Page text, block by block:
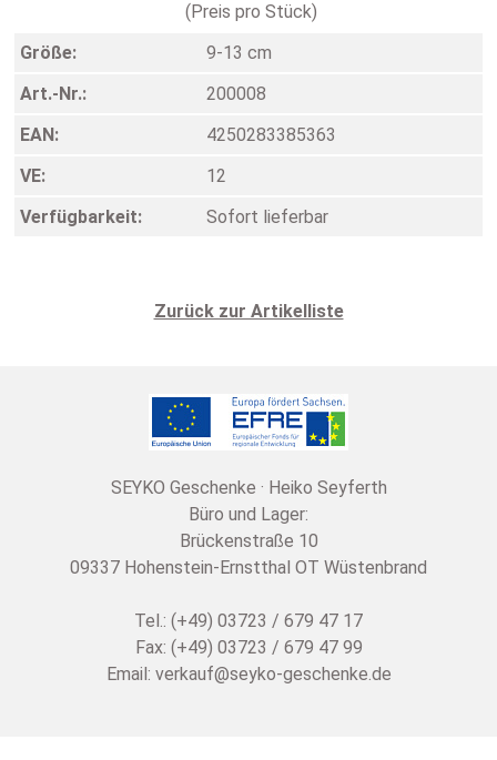
(Preis pro Stück)
Größe:
9-13 cm
Art.-Nr.:
200008
EAN:
4250283385363
VE:
12
Verfügbarkeit:
Sofort lieferbar
Zurück zur Artikelliste
SEYKO Geschenke · Heiko Seyferth
Büro und Lager:
Brückenstraße 10
09337 Hohenstein-Ernstthal OT Wüstenbrand
Tel.: (+49) 03723 / 679 47 17
Fax: (+49) 03723 / 679 47 99
Email: verkauf@seyko-geschenke.de